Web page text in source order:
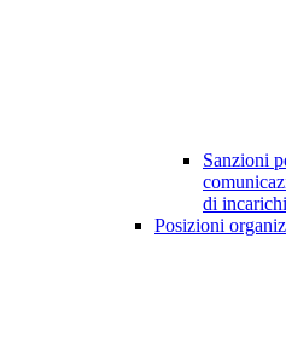
Sanzioni
di
Posizioni